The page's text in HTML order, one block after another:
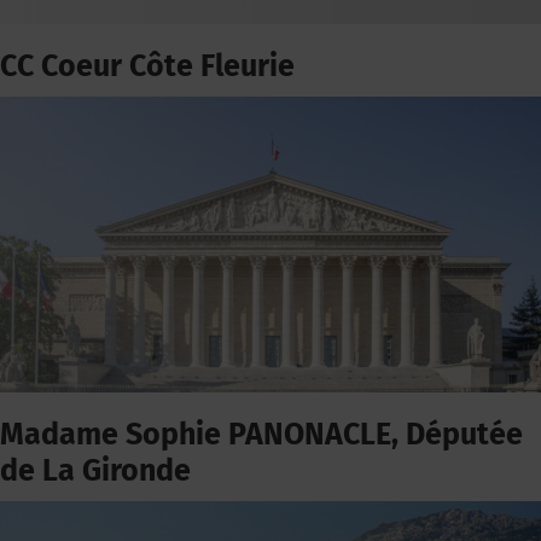
CC Coeur Côte Fleurie
Madame Sophie PANONACLE, Députée
de La Gironde